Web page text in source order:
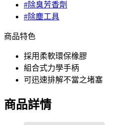
#除臭芳香劑
#除塵工具
商品特色
採用柔軟環保橡膠
組合式力學手柄
可迅速排解不當之堵塞
商品詳情